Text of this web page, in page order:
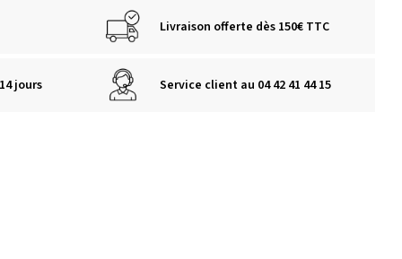
Livraison offerte dès 150€ TTC
jours Service client au 04 42 41 44 15